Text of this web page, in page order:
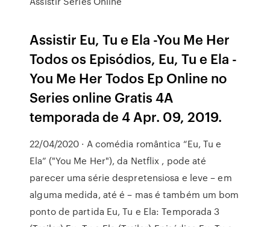
Assistir Eu, Tu e Ela -You Me Her
Todos os Episódios, Eu, Tu e Ela -
You Me Her Todos Ep Online no
Series online Gratis 4A
temporada de 4 Apr. 09, 2019.
22/04/2020 · A comédia romântica “Eu, Tu e
Ela” ("You Me Her"), da Netflix , pode até
parecer uma série despretensiosa e leve – em
alguma medida, até é – mas é também um bom
ponto de partida Eu, Tu e Ela: Temporada 3